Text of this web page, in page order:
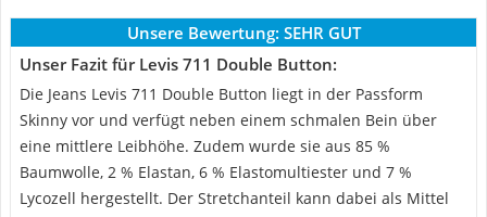
Unsere Bewertung: SEHR GUT
Unser Fazit für Levis 711 Double Button:
Die Jeans Levis 711 Double Button liegt in der Passform
Skinny vor und verfügt neben einem schmalen Bein über
eine mittlere Leibhöhe. Zudem wurde sie aus 85 %
Baumwolle, 2 % Elastan, 6 % Elastomultiester und 7 %
Lycozell hergestellt. Der Stretchanteil kann dabei als Mittel